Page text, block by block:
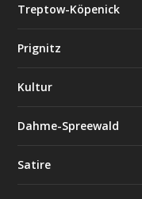
Treptow-Köpenick
Prignitz
Kultur
Dahme-Spreewald
Satire